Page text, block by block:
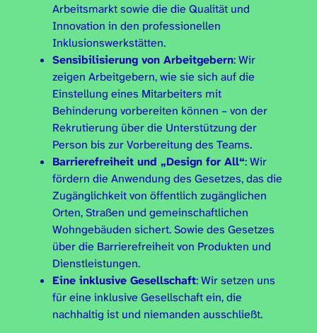
Arbeitsmarkt sowie die die Qualität und
Innovation in den professionellen
Inklusionswerkstätten.
Sensibilisierung von Arbeitgebern: Wir
zeigen Arbeitgebern, wie sie sich auf die
Einstellung eines Mitarbeiters mit
Behinderung vorbereiten können – von der
Rekrutierung über die Unterstützung der
Person bis zur Vorbereitung des Teams.
Barrierefreiheit und „Design for All“: Wir
fördern die Anwendung des Gesetzes, das die
Zugänglichkeit von öffentlich zugänglichen
Orten, Straßen und gemeinschaftlichen
Wohngebäuden sichert. Sowie des Gesetzes
über die Barrierefreiheit von Produkten und
Dienstleistungen.
Eine inklusive Gesellschaft: Wir setzen uns
für eine inklusive Gesellschaft ein, die
nachhaltig ist und niemanden ausschließt.